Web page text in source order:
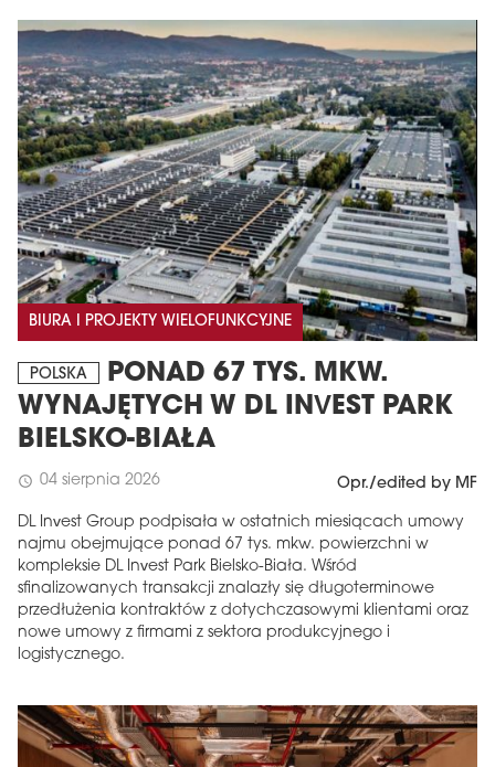
BIURA I PROJEKTY WIELOFUNKCYJNE
POLSKA
PONAD 67 TYS. MKW.
WYNAJĘTYCH W DL INVEST PARK
BIELSKO-BIAŁA
schedule 04 sierpnia 2026 Opr./edited by MF
DL Invest Group podpisała w ostatnich miesiącach umowy
najmu obejmujące ponad 67 tys. mkw. powierzchni w
kompleksie DL Invest Park Bielsko-Biała. Wśród
sfinalizowanych transakcji znalazły się długoterminowe
przedłużenia kontraktów z dotychczasowymi klientami oraz
nowe umowy z firmami z sektora produkcyjnego i
logistycznego.